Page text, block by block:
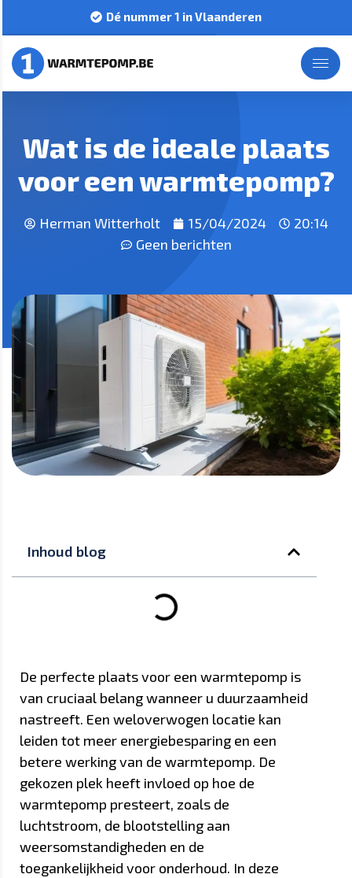
Dé nummer 1 in Vlaanderen
Wat is de ideale plaats
voor een warmtepomp?
Herman Witterholt 15/04/2024
20:14
Geen berichten
Inhoud blog
De perfecte plaats voor een warmtepomp is
van cruciaal belang wanneer u duurzaamheid
nastreeft. Een weloverwogen locatie kan
leiden tot meer energiebesparing en een
betere werking van de warmtepomp. De
gekozen plek heeft invloed op hoe de
warmtepomp presteert, zoals de
luchtstroom, de blootstelling aan
weersomstandigheden en de
toegankelijkheid voor onderhoud. In deze